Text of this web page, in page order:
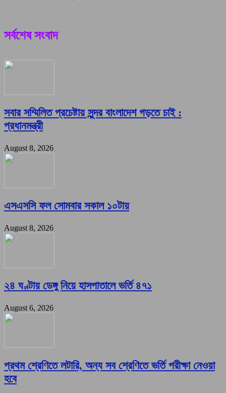
সর্বশেষ সংবাদ
সবার সম্মিলিত প্রচেষ্টায় সুন্দর বাংলাদেশ গড়তে চাই :
প্রধানমন্ত্রী
August 8, 2026
এসএসসি ফল সোমবার সকাল ১০টায়
August 8, 2026
২৪ ঘণ্টায় ডেঙ্গু নিয়ে হাসপাতালে ভর্তি ৪৭১
August 6, 2026
প্রথম শ্রেণিতে লটারি, অন্য সব শ্রেণিতে ভর্তি পরীক্ষা নেওয়া
হবে